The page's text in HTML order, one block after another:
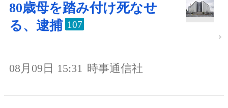
80歳母を踏み付け死なせ
る、逮捕 107
08月09日 15:31 時事通信社